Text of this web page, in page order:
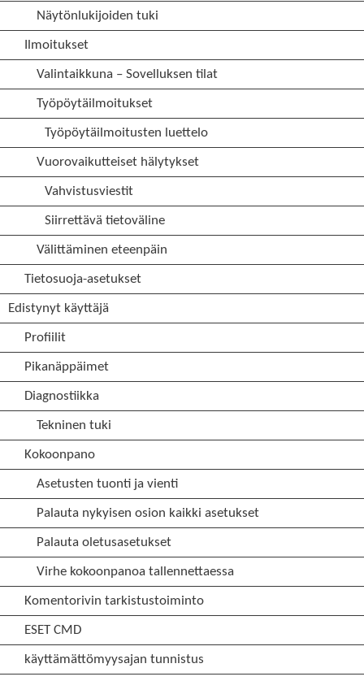
Näytönlukijoiden tuki
Ilmoitukset
Valintaikkuna – Sovelluksen tilat
Työpöytäilmoitukset
Työpöytäilmoitusten luettelo
Vuorovaikutteiset hälytykset
Vahvistusviestit
Siirrettävä tietoväline
Välittäminen eteenpäin
Tietosuoja-asetukset
Edistynyt käyttäjä
Profiilit
Pikanäppäimet
Diagnostiikka
Tekninen tuki
Kokoonpano
Asetusten tuonti ja vienti
Palauta nykyisen osion kaikki asetukset
Palauta oletusasetukset
Virhe kokoonpanoa tallennettaessa
Komentorivin tarkistustoiminto
ESET CMD
käyttämättömyysajan tunnistus